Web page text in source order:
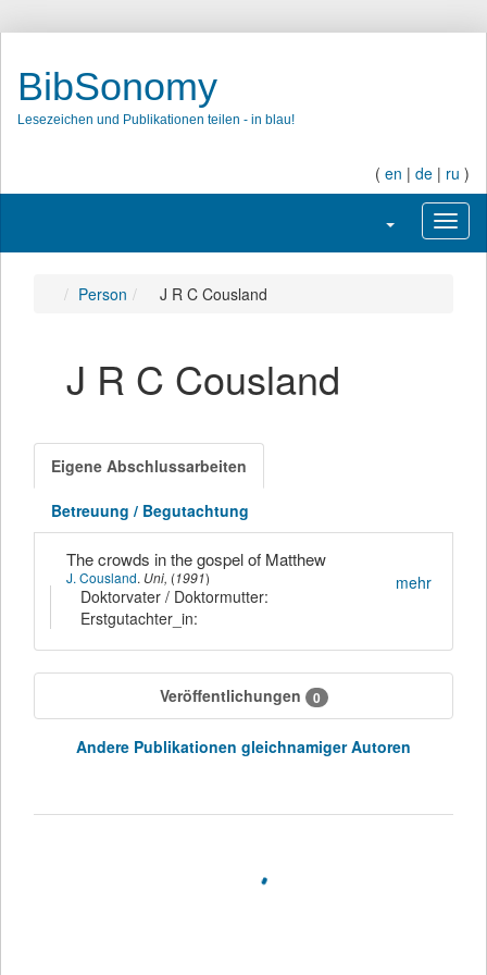
BibSonomy
Lesezeichen und Publikationen teilen - in blau!
( en | de | ru )
Navigation
Person J R C Cousland
J R C Cousland
Eigene Abschlussarbeiten
Betreuung / Begutachtung
The crowds in the gospel of Matthew
J. Cousland. Uni, (1991)
Doktorvater / Doktormutter:
Erstgutachter_in:
mehr
Veröffentlichungen 0
Andere Publikationen gleichnamiger Autoren